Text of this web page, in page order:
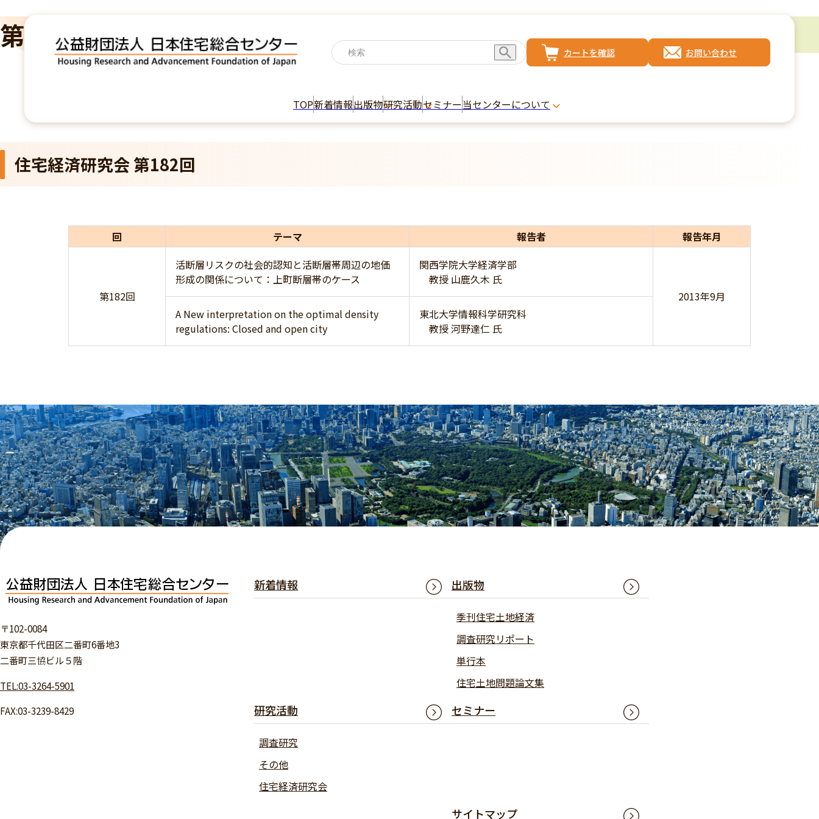
カートを確認 お問い合わせ
TOP新着情報出版物研究活動セミナー当センターについて
第182回
住宅経済研究会 第182回
回 テーマ 報告者 報告年月
第182回
活断層リスクの社会的認知と活断層帯周辺の地価
形成の関係について：上町断層帯のケース
関西学院大学経済学部
教授 山鹿久木 氏
2013年9月
A New interpretation on the optimal density
regulations: Closed and open city
東北大学情報科学研究科
教授 河野達仁 氏
〒102-0084
東京都千代田区二番町6番地3
二番町三協ビル５階
TEL:03-3264-5901
FAX:03-3239-8429
新着情報 出版物
季刊住宅土地経済
調査研究リポート
単行本
住宅土地問題論文集
研究活動
調査研究
その他
住宅経済研究会
セミナー
サイトマップ